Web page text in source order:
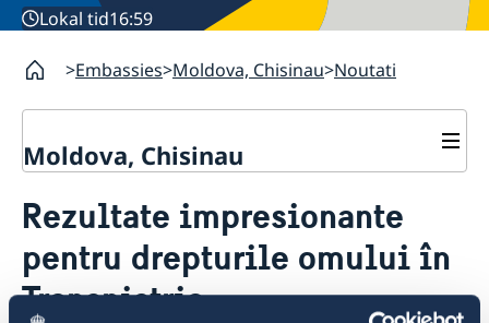
Lokal tid16:59
Embassies Moldova, Chisinau Noutati
Moldova, Chisinau
Despre noi
GDPR Data Protection Policy
Cooperare pentru dezvoltare
Parteneriatul Estic
Noutati
Rezultate impresionante
pentru drepturile omului în
Transnistria